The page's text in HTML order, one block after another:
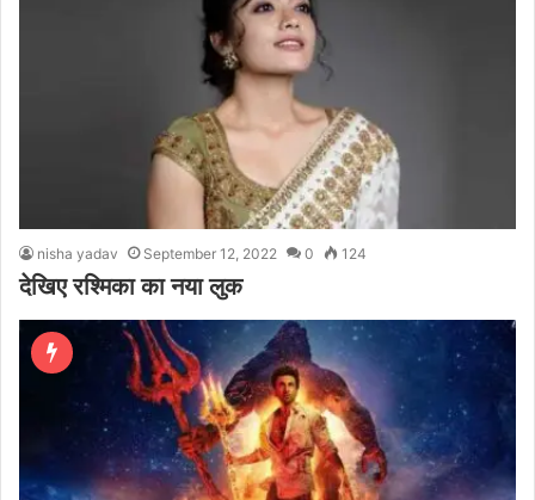
nisha yadav September 12, 2022 0 124
देखिए रश्मिका का नया लुक